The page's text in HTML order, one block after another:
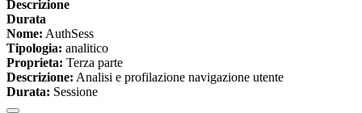
Descrizione
Durata
Nome: AuthSess
Tipologia: analitico
Proprieta: Terza parte
Descrizione: Analisi e profilazione navigazione utente
Durata: Sessione